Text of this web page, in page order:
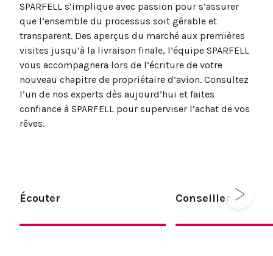
SPARFELL s’implique avec passion pour s’assurer
que l’ensemble du processus soit gérable et
transparent. Des aperçus du marché aux premières
visites jusqu’à la livraison finale, l’équipe SPARFELL
vous accompagnera lors de l’écriture de votre
nouveau chapitre de propriétaire d’avion. Consultez
l’un de nos experts dès aujourd’hui et faites
confiance à SPARFELL pour superviser l’achat de vos
rêves.
Écouter Conseiller